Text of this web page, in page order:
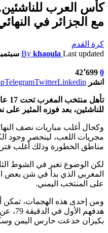
كأس العرب
مع الجزائر في
كرة القدم
By khaoula Last updated سبتمبر 6,
0 42٬699
انشر
TelegramTwitterLinkedin
للناشئين، بعد فوزه المثير
وكحال أغلب مباريات نصف
مجريات اللعب، لينحصر وجود
مناطق الخطورة وذلك أغلب
لكن الوضوع تغير في الشوط
المغربي الذي بدأ في شن بعض
على المنتخب اليمني.
ومن إحدى هذه الهجمات،
هدفهم
بكيزان خدعت حارس اليمن